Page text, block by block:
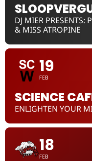
DJ MIER PRESENTS:
& MISS ATROPINE
19
FEB
SCIENCE
ENLIGHTEN YOUR
18
FEB